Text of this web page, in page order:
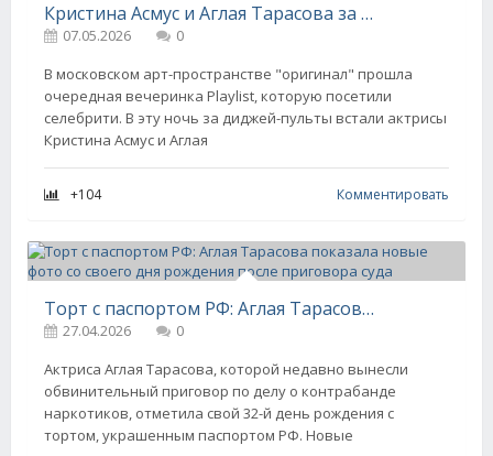
Кристина Асмус и Аглая Тарасова за диджей-пультом, Светлана Бондарчук с мужем и дочь Андрея Кончаловского — на танцполе на вечеринке в Москве
07.05.2026
0
В московском арт-пространстве "оригинал" прошла
очередная вечеринка Playlist, которую посетили
селебрити. В эту ночь за диджей-пульты встали актрисы
Кристина Асмус и Аглая
+104 Комментировать
Торт с паспортом РФ: Аглая Тарасова показала новые фото со своего дня рождения после приговора суда
27.04.2026
0
Актриса Аглая Тарасова, которой недавно вынесли
обвинительный приговор по делу о контрабанде
наркотиков, отметила свой 32-й день рождения с
тортом, украшенным паспортом РФ. Новые